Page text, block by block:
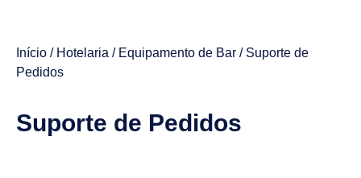
Início / Hotelaria / Equipamento de Bar / Suporte de
Pedidos
Suporte de Pedidos